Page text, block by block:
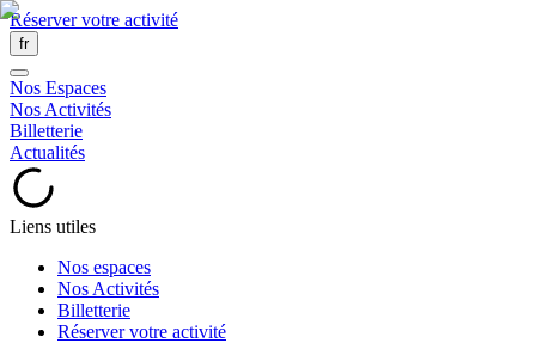
Réserver votre activité
fr
Nos Espaces
Nos Activités
Billetterie
Actualités
Liens utiles
Nos espaces
Nos Activités
Billetterie
Réserver votre activité